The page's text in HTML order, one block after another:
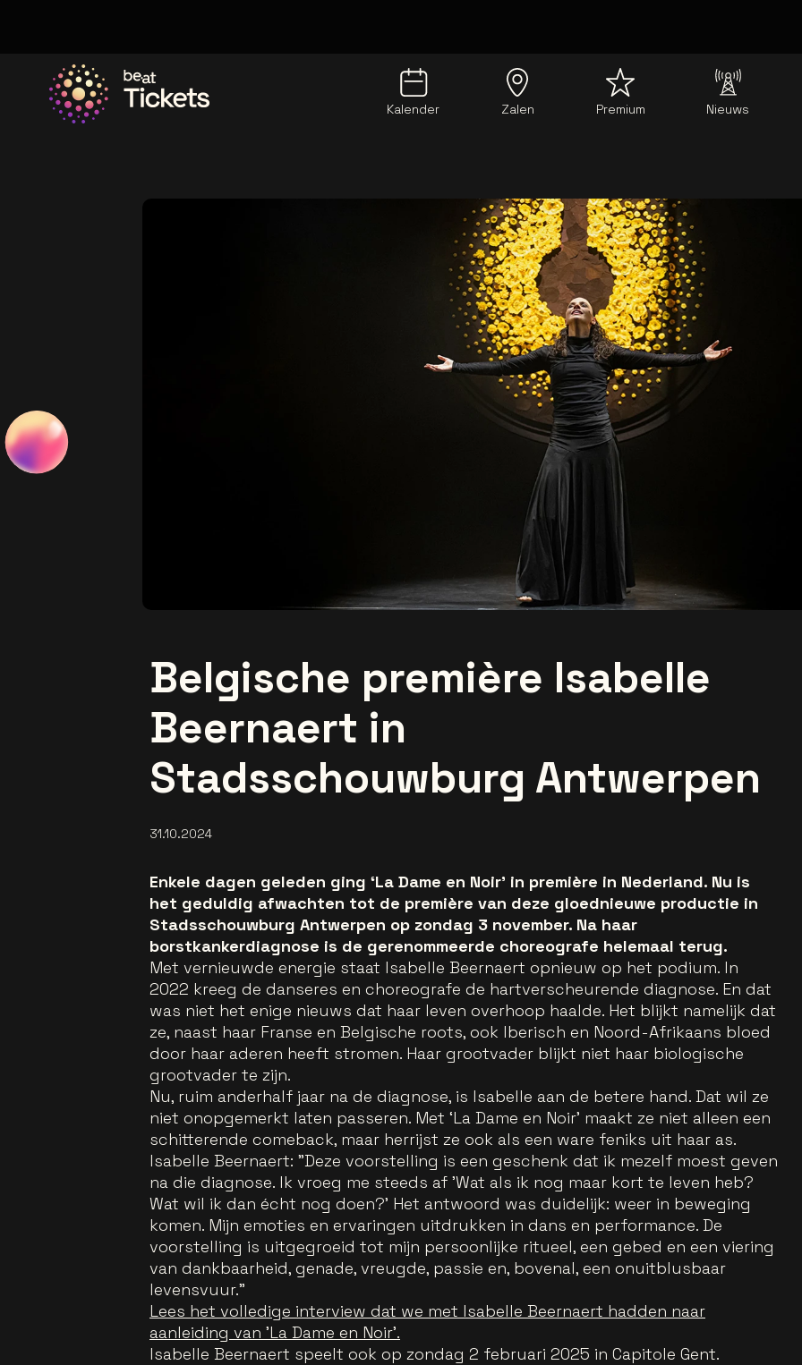
Kalender Zalen Premium Nieuws
Belgische première Isabelle
Beernaert in
Stadsschouwburg Antwerpen
31.10.2024
Enkele dagen geleden ging ‘La Dame en Noir’ in première in Nederland. Nu is
het geduldig afwachten tot de première van deze gloednieuwe productie in
Stadsschouwburg Antwerpen op zondag 3 november. Na haar
borstkankerdiagnose is de gerenommeerde choreografe helemaal terug.
Met vernieuwde energie staat Isabelle Beernaert opnieuw op het podium. In
2022 kreeg de danseres en choreografe de hartverscheurende diagnose. En dat
was niet het enige nieuws dat haar leven overhoop haalde. Het blijkt namelijk dat
ze, naast haar Franse en Belgische roots, ook Iberisch en Noord-Afrikaans bloed
door haar aderen heeft stromen. Haar grootvader blijkt niet haar biologische
grootvader te zijn.
Nu, ruim anderhalf jaar na de diagnose, is Isabelle aan de betere hand. Dat wil ze
niet onopgemerkt laten passeren. Met ‘La Dame en Noir’ maakt ze niet alleen een
schitterende comeback, maar herrijst ze ook als een ware feniks uit haar as.
Isabelle Beernaert: "Deze voorstelling is een geschenk dat ik mezelf moest geven
na die diagnose. Ik vroeg me steeds af 'Wat als ik nog maar kort te leven heb?
Wat wil ik dan écht nog doen?' Het antwoord was duidelijk: weer in beweging
komen. Mijn emoties en ervaringen uitdrukken in dans en performance. De
voorstelling is uitgegroeid tot mijn persoonlijke ritueel, een gebed en een viering
van dankbaarheid, genade, vreugde, passie en, bovenal, een onuitblusbaar
levensvuur."
Lees het volledige interview dat we met Isabelle Beernaert hadden naar
aanleiding van 'La Dame en Noir'.
Isabelle Beernaert speelt ook op zondag 2 februari 2025 in Capitole Gent.